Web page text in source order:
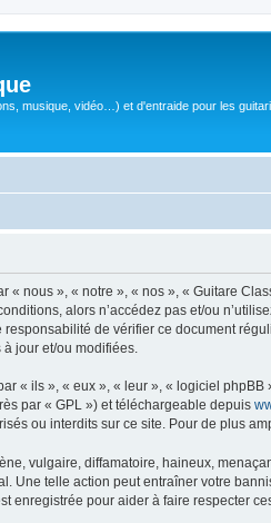
musique, vidéo…) et d'entraide pour les
nous », « notre », « nos », « Guitare
alors n’accédez pas et/ou
de vérifier ce document
jour et/ou modifiées.
« ils », « eux », « leur », « logiciel
par « GPL ») et téléchargeable depuis
ou interdits sur ce site. Pour de plus
vulgaire, diffamatoire, haineux,
Une telle action peut entraîner votre
enregistrée pour aider à faire respecter